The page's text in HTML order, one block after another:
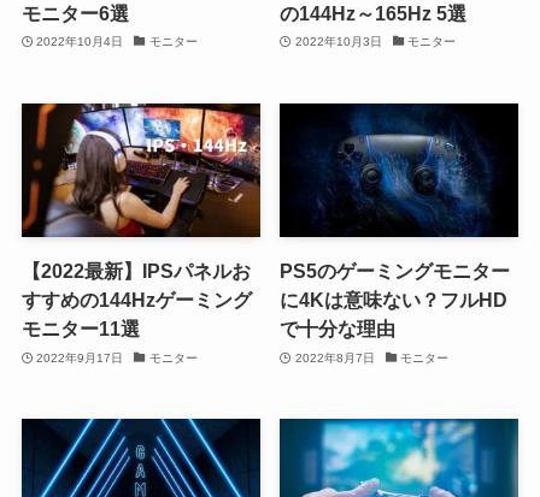
モニター6選
2022年10月4日 モニター
の144Hz～165Hz 5選
2022年10月3日 モニター
【2022最新】IPSパネルお
すすめの144Hzゲーミング
モニター11選
2022年9月17日 モニター
PS5のゲーミングモニター
に4Kは意味ない？フルHD
で十分な理由
2022年8月7日 モニター